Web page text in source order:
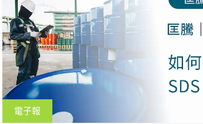
電子報